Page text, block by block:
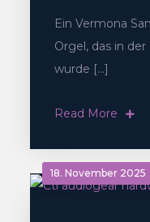
Ein Vermona
Orgel, das in
wurde […]
Read More
18. November 2025